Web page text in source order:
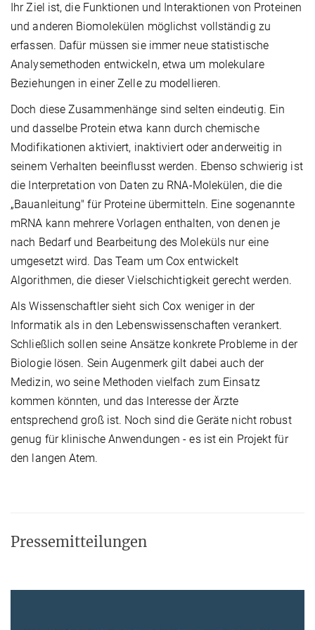
Ihr Ziel ist, die Funktionen und Interaktionen von Proteinen
und anderen Biomolekülen möglichst vollständig zu
erfassen. Dafür müssen sie immer neue statistische
Analysemethoden entwickeln, etwa um molekulare
Beziehungen in einer Zelle zu modellieren.
Doch diese Zusammenhänge sind selten eindeutig. Ein
und dasselbe Protein etwa kann durch chemische
Modifikationen aktiviert, inaktiviert oder anderweitig in
seinem Verhalten beeinflusst werden. Ebenso schwierig ist
die Interpretation von Daten zu RNA-Molekülen, die die
„Bauanleitung" für Proteine übermitteln. Eine sogenannte
mRNA kann mehrere Vorlagen enthalten, von denen je
nach Bedarf und Bearbeitung des Moleküls nur eine
umgesetzt wird. Das Team um Cox entwickelt
Algorithmen, die dieser Vielschichtigkeit gerecht werden.
Als Wissenschaftler sieht sich Cox weniger in der
Informatik als in den Lebenswissenschaften verankert.
Schließlich sollen seine Ansätze konkrete Probleme in der
Biologie lösen. Sein Augenmerk gilt dabei auch der
Medizin, wo seine Methoden vielfach zum Einsatz
kommen könnten, und das Interesse der Ärzte
entsprechend groß ist. Noch sind die Geräte nicht robust
genug für klinische Anwendungen - es ist ein Projekt für
den langen Atem.
Pressemitteilungen